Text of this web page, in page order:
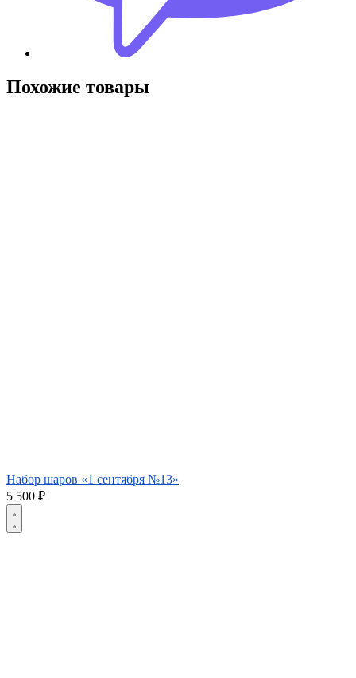
Похожие товары
Набор шаров «1 сентября №13»
5 500 ₽